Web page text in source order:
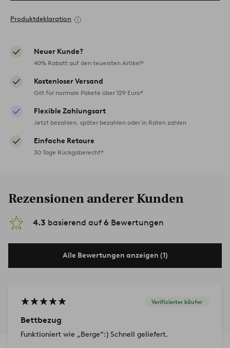
Produktdeklaration
Neuer Kunde?
40% Rabatt auf den teuersten Artikel*
Kostenloser Versand
Gilt für normale Pakete über 129 Euro*
Flexible Zahlungsart
Jetzt bezahlen, später bezahlen oder in Raten zahlen
Einfache Retoure
30 Tage Rückgaberecht*
Rezensionen anderer Kunden
4.3 basierend auf 6 Bewertungen
Alle Bewertungen anzeigen (1)
Verifizierter käufer
Bettbezug
Funktioniert wie „Berge“:) Schnell geliefert.